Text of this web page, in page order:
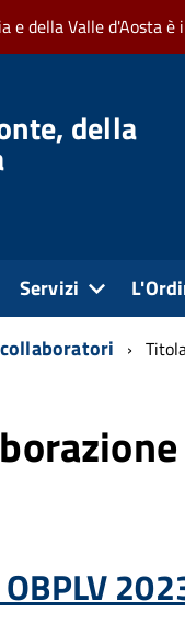
e della Valle
della
Servizi